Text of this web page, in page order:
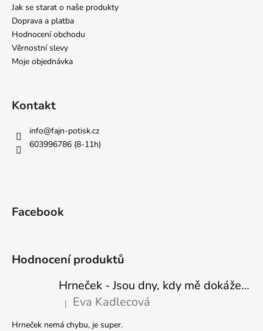
Jak se starat o naše produkty
Doprava a platba
Hodnocení obchodu
Věrnostní slevy
Moje objednávka
Kontakt
info@fajn-potisk.cz
603996786 (8-11h)
Facebook
Hodnocení produktů
Hrneček - Jsou dny, kdy mě dokáže nasrat i vzduch - Sova
Hodnocení produktu je 5 z 5 hvězdiček.
| Eva Kadlecová
Hrneček nemá chybu, je super.